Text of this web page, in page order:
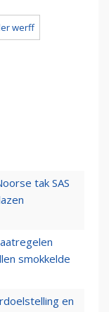
werff
tak SAS
smokkelde
en